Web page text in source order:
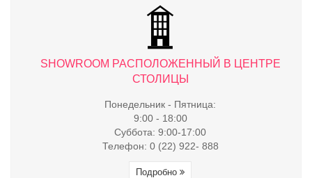
SHOWROOM РАСПОЛОЖЕННЫЙ В ЦЕНТРЕ
СТОЛИЦЫ
Понедельник - Пятница:
9:00 - 18:00
Суббота: 9:00-17:00
Телефон: 0 (22) 922- 888
Подробно